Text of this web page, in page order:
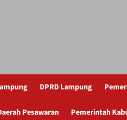
DPRD Lampung
Pesawaran Pemerintah